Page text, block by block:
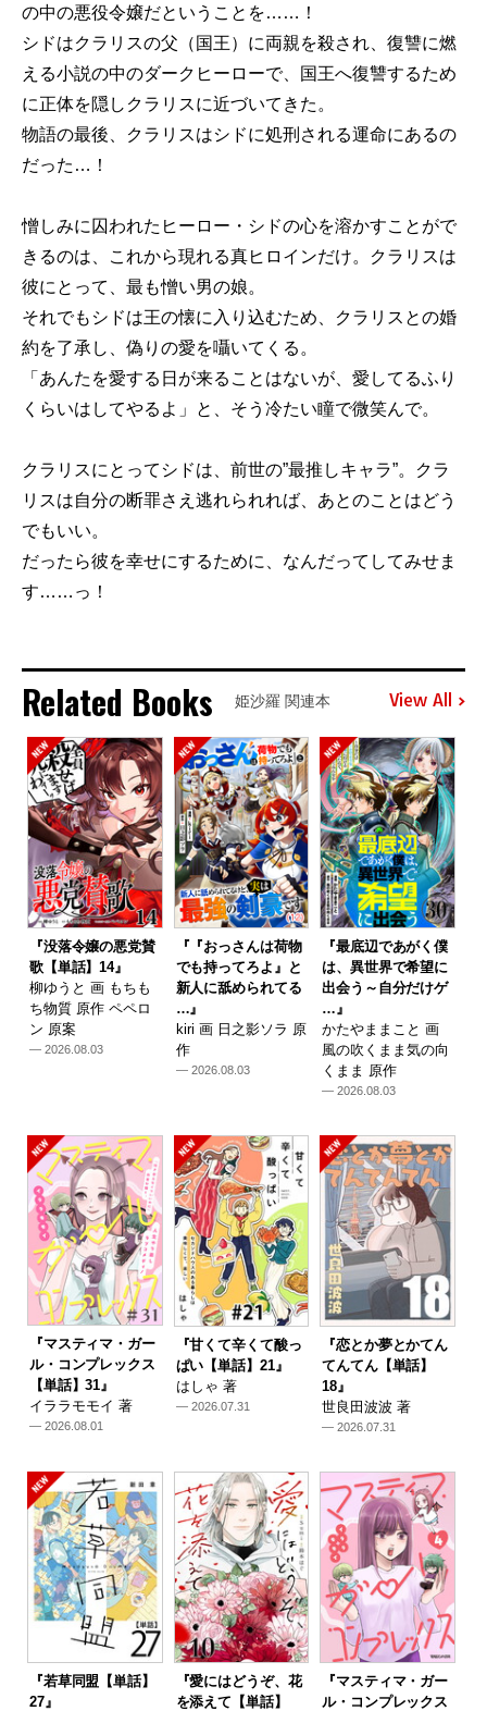
の中の悪役令嬢だということを……！
シドはクラリスの父（国王）に両親を殺され、復讐に燃
える小説の中のダークヒーローで、国王へ復讐するため
に正体を隠しクラリスに近づいてきた。
物語の最後、クラリスはシドに処刑される運命にあるの
だった…！
憎しみに囚われたヒーロー・シドの心を溶かすことがで
きるのは、これから現れる真ヒロインだけ。クラリスは
彼にとって、最も憎い男の娘。
それでもシドは王の懐に入り込むため、クラリスとの婚
約を了承し、偽りの愛を囁いてくる。
「あんたを愛する日が来ることはないが、愛してるふり
くらいはしてやるよ」と、そう冷たい瞳で微笑んで。
クラリスにとってシドは、前世の”最推しキャラ”。クラ
リスは自分の断罪さえ逃れられれば、あとのことはどう
でもいい。
だったら彼を幸せにするために、なんだってしてみせま
す……っ！
Related Books 姫沙羅 関連本 View All
『没落令嬢の悪党賛
歌【単話】14』
柳ゆうと 画 もちも
ち物質 原作 ペペロ
ン 原案
— 2026.08.03
『『おっさんは荷物
でも持ってろよ』と
新人に舐められてる
…』
kiri 画 日之影ソラ 原
作
— 2026.08.03
『最底辺であがく僕
は、異世界で希望に
出会う～自分だけゲ
…』
かたやままこと 画
風の吹くまま気の向
くまま 原作
— 2026.08.03
『マスティマ・ガー
ル・コンプレックス
【単話】31』
イララモモイ 著
— 2026.08.01
『甘くて辛くて酸っ
ぱい【単話】21』
はしゃ 著
— 2026.07.31
『恋とか夢とかてん
てんてん【単話】
18』
世良田波波 著
— 2026.07.31
『若草同盟【単話】
27』
『愛にはどうぞ、花
を添えて【単話】
『マスティマ・ガー
ル・コンプレックス